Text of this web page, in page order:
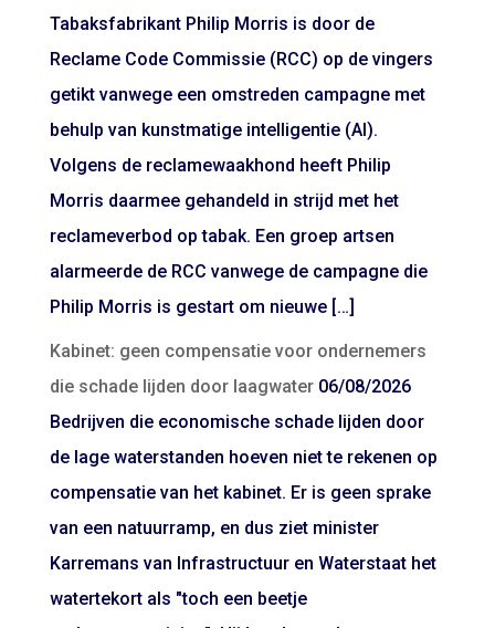
Tabaksfabrikant Philip Morris is door de
Reclame Code Commissie (RCC) op de vingers
getikt vanwege een omstreden campagne met
behulp van kunstmatige intelligentie (AI).
Volgens de reclamewaakhond heeft Philip
Morris daarmee gehandeld in strijd met het
reclameverbod op tabak. Een groep artsen
alarmeerde de RCC vanwege de campagne die
Philip Morris is gestart om nieuwe […]
Kabinet: geen compensatie voor ondernemers
die schade lijden door laagwater 06/08/2026
Bedrijven die economische schade lijden door
de lage waterstanden hoeven niet te rekenen op
compensatie van het kabinet. Er is geen sprake
van een natuurramp, en dus ziet minister
Karremans van Infrastructuur en Waterstaat het
watertekort als "toch een beetje